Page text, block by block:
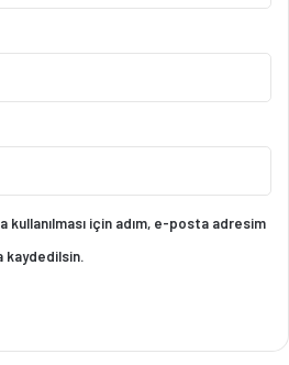
kullanılması için adım, e-posta adresim
kaydedilsin.